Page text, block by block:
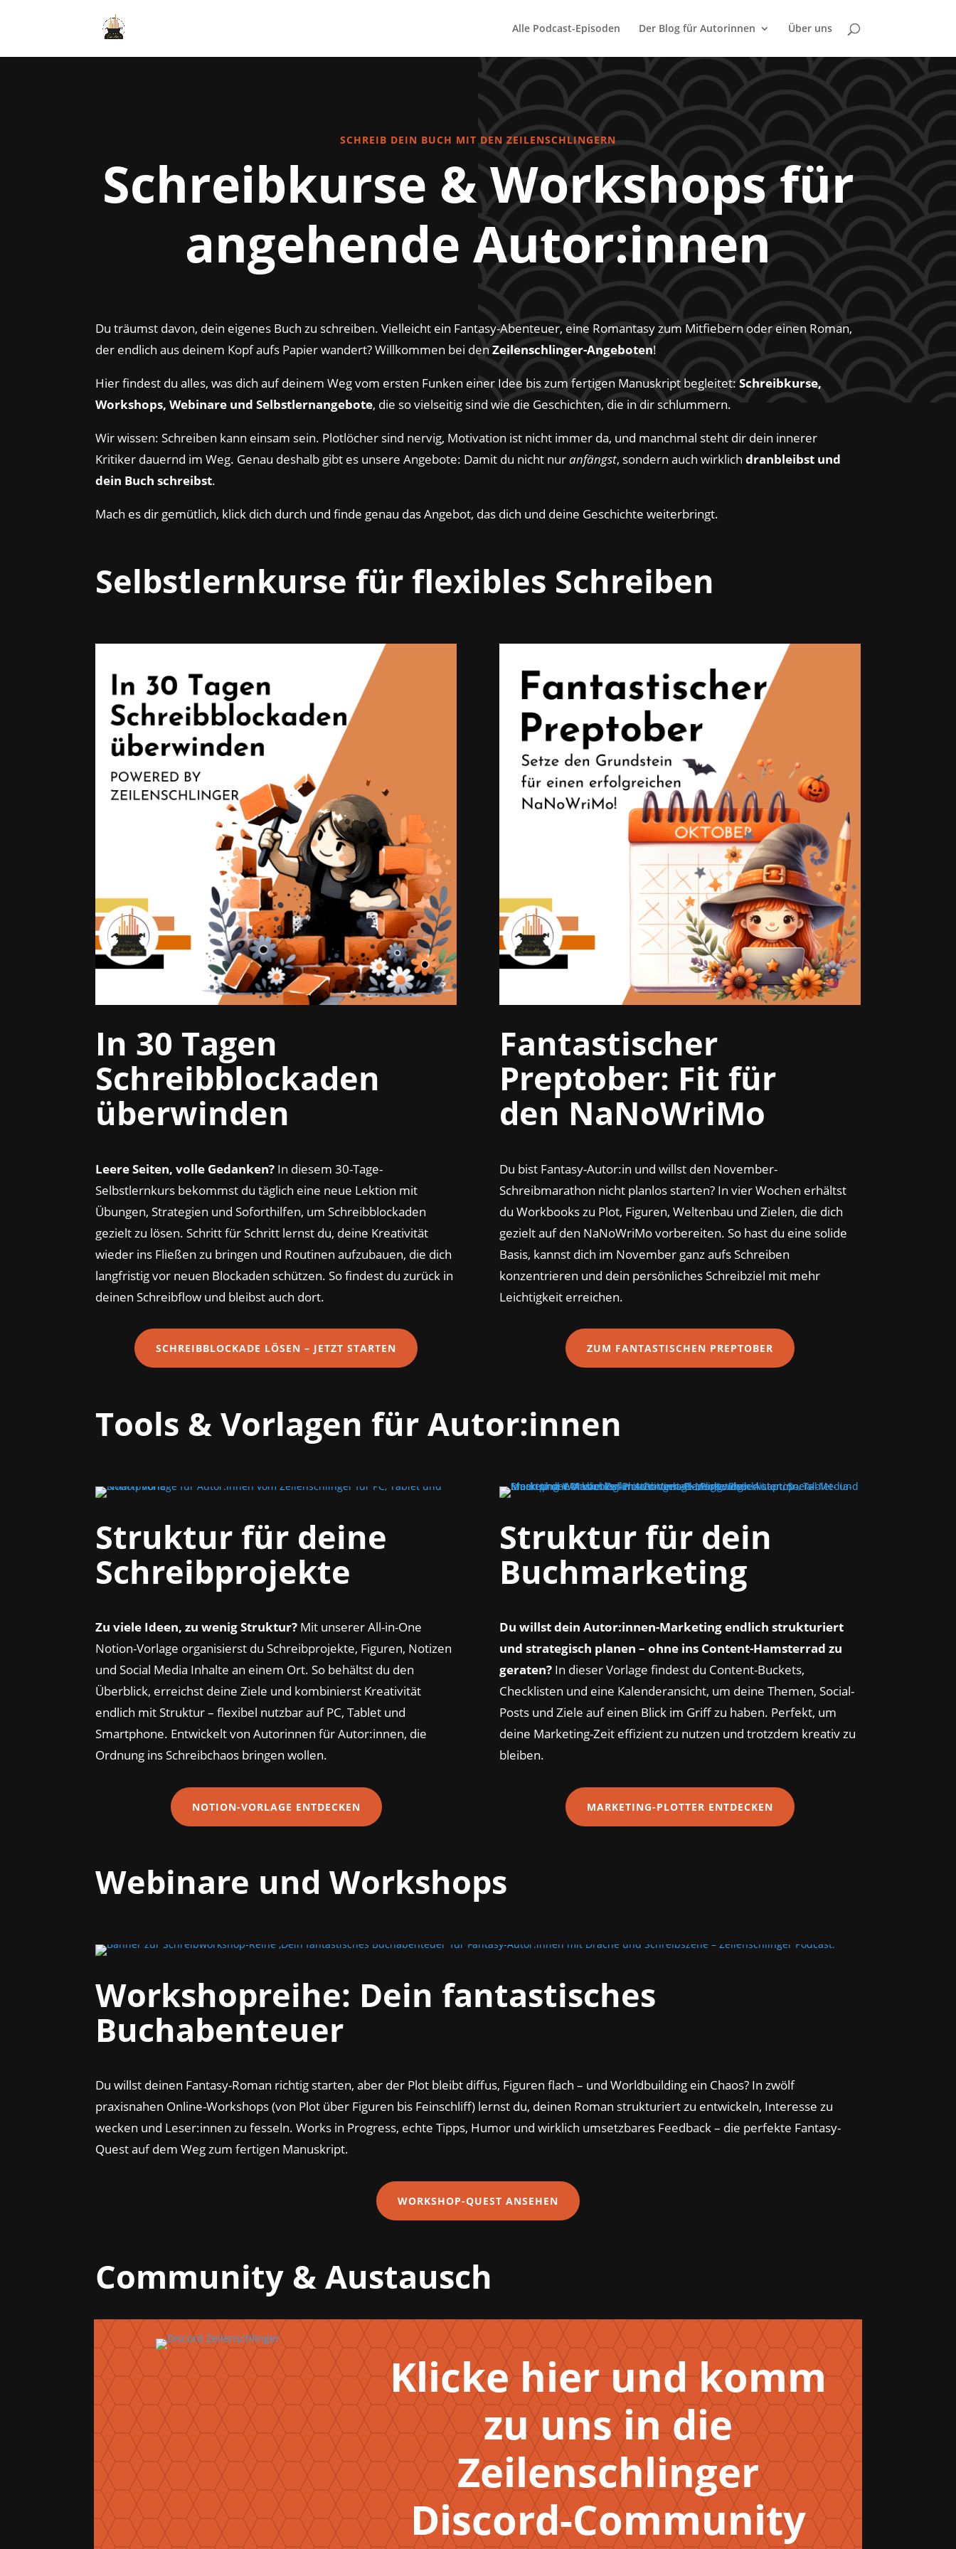
Alle Podcast-Episoden Der Blog für Autorinnen Über uns
SCHREIB DEIN BUCH MIT DEN ZEILENSCHLINGERN
Schreibkurse & Workshops für
angehende Autor:innen
Du träumst davon, dein eigenes Buch zu schreiben. Vielleicht ein Fantasy-Abenteuer, eine Romantasy zum Mitfiebern oder einen Roman,
der endlich aus deinem Kopf aufs Papier wandert? Willkommen bei denZeilenschlinger-Angeboten!
Hier findest du alles, was dich auf deinem Weg vom ersten Funken einer Idee bis zum fertigen Manuskript begleitet:Schreibkurse,
Workshops, Webinare und Selbstlernangebote, die so vielseitig sind wie die Geschichten, die in dir schlummern.
Wir wissen: Schreiben kann einsam sein. Plotlöcher sind nervig, Motivation ist nicht immer da, und manchmal steht dir dein innerer
Kritiker dauernd im Weg. Genau deshalb gibt es unsere Angebote: Damit du nicht nuranfängst, sondern auch wirklichdranbleibst und
dein Buch schreibst.
Mach es dir gemütlich, klick dich durch und finde genau das Angebot, das dich und deine Geschichte weiterbringt.
Selbstlernkurse für flexibles Schreiben
In 30 Tagen
Schreibblockaden
überwinden
Leere Seiten, volle Gedanken? In diesem 30-Tage-
Selbstlernkurs bekommst du täglich eine neue Lektion mit
Übungen, Strategien und Soforthilfen, um Schreibblockaden
gezielt zu lösen. Schritt für Schritt lernst du, deine Kreativität
wieder ins Fließen zu bringen und Routinen aufzubauen, die dich
langfristig vor neuen Blockaden schützen. So findest du zurück in
deinen Schreibflow und bleibst auch dort.
SCHREIBBLOCKADE LÖSEN – JETZT STARTEN
Fantastischer
Preptober: Fit für
den NaNoWriMo
Du bist Fantasy-Autor:in und willst den November-
Schreibmarathon nicht planlos starten? In vier Wochen erhältst
du Workbooks zu Plot, Figuren, Weltenbau und Zielen, die dich
gezielt auf den NaNoWriMo vorbereiten. So hast du eine solide
Basis, kannst dich im November ganz aufs Schreiben
konzentrieren und dein persönliches Schreibziel mit mehr
Leichtigkeit erreichen.
ZUM FANTASTISCHEN PREPTOBER
Tools & Vorlagen für Autor:innen
Struktur für deine
Schreibprojekte
Zu viele Ideen, zu wenig Struktur? Mit unserer All-in-One
Notion-Vorlage organisierst du Schreibprojekte, Figuren, Notizen
und Social Media Inhalte an einem Ort. So behältst du den
Überblick, erreichst deine Ziele und kombinierst Kreativität
endlich mit Struktur – flexibel nutzbar auf PC, Tablet und
Smartphone. Entwickelt von Autorinnen für Autor:innen, die
Ordnung ins Schreibchaos bringen wollen.
NOTION-VORLAGE ENTDECKEN
Struktur für dein
Buchmarketing
Du willst dein Autor:innen-Marketing endlich strukturiert
und strategisch planen – ohne ins Content-Hamsterrad zu
geraten?In dieser Vorlage findest du Content-Buckets,
Checklisten und eine Kalenderansicht, um deine Themen, Social-
Posts und Ziele auf einen Blick im Griff zu haben. Perfekt, um
deine Marketing-Zeit effizient zu nutzen und trotzdem kreativ zu
bleiben.
MARKETING-PLOTTER ENTDECKEN
Webinare und Workshops
Workshopreihe: Dein fantastisches
Buchabenteuer
Du willst deinen Fantasy-Roman richtig starten, aber der Plot bleibt diffus, Figuren flach – und Worldbuilding ein Chaos? In zwölf
praxisnahen Online-Workshops (von Plot über Figuren bis Feinschliff) lernst du, deinen Roman strukturiert zu entwickeln, Interesse zu
wecken und Leser:innen zu fesseln. Works in Progress, echte Tipps, Humor und wirklich umsetzbares Feedback – die perfekte Fantasy-
Quest auf dem Weg zum fertigen Manuskript.
WORKSHOP-QUEST ANSEHEN
Community & Austausch
Klicke hier und komm
zu uns in die
Zeilenschlinger
Discord-Community